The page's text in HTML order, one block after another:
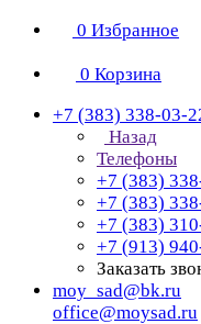
0 Избранное
0 Корзина
+7 (383) 338-03-
Назад
Телефоны
+7 (383)
+7 (383)
+7 (383)
+7 (913)
Заказать
moy_sad@bk.ru
office@moysad.ru